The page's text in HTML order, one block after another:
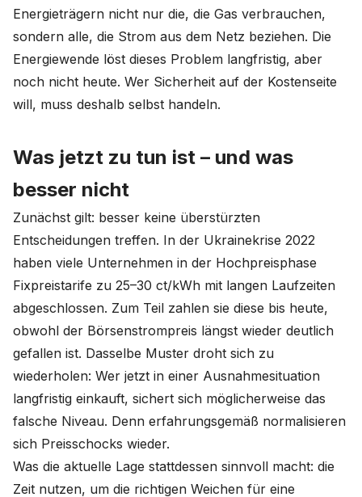
Energieträgern nicht nur die, die Gas verbrauchen,
sondern alle, die Strom aus dem Netz beziehen. Die
Energiewende löst dieses Problem langfristig, aber
noch nicht heute. Wer Sicherheit auf der Kostenseite
will, muss deshalb selbst handeln.
Was jetzt zu tun ist – und was
besser nicht
Zunächst gilt: besser keine überstürzten
Entscheidungen treffen. In der Ukrainekrise 2022
haben viele Unternehmen in der Hochpreisphase
Fixpreistarife zu 25–30 ct/kWh mit langen Laufzeiten
abgeschlossen. Zum Teil zahlen sie diese bis heute,
obwohl der Börsenstrompreis längst wieder deutlich
gefallen ist. Dasselbe Muster droht sich zu
wiederholen: Wer jetzt in einer Ausnahmesituation
langfristig einkauft, sichert sich möglicherweise das
falsche Niveau. Denn erfahrungsgemäß normalisieren
sich Preisschocks wieder.
Was die aktuelle Lage stattdessen sinnvoll macht: die
Zeit nutzen, um die richtigen Weichen für eine